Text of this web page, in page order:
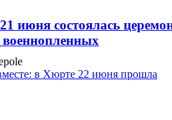
июня состоялась
военнопленных